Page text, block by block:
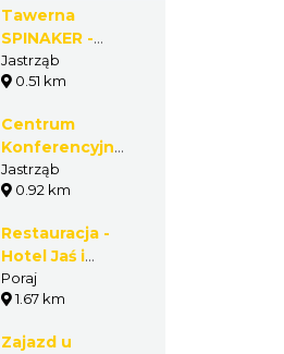
Tawerna
SPINAKER -
Jastrząb -
Gmina Poraj
Jastrząb
0.51 km
Centrum
Konferencyjno-
Szkoleniowe
PORAJ -
Gmina Poraj
Jastrząb
0.92 km
Restauracja -
Hotel Jaś i
Małgosia - Poraj
- Gmina Poraj
Poraj
1.67 km
Zajazd u